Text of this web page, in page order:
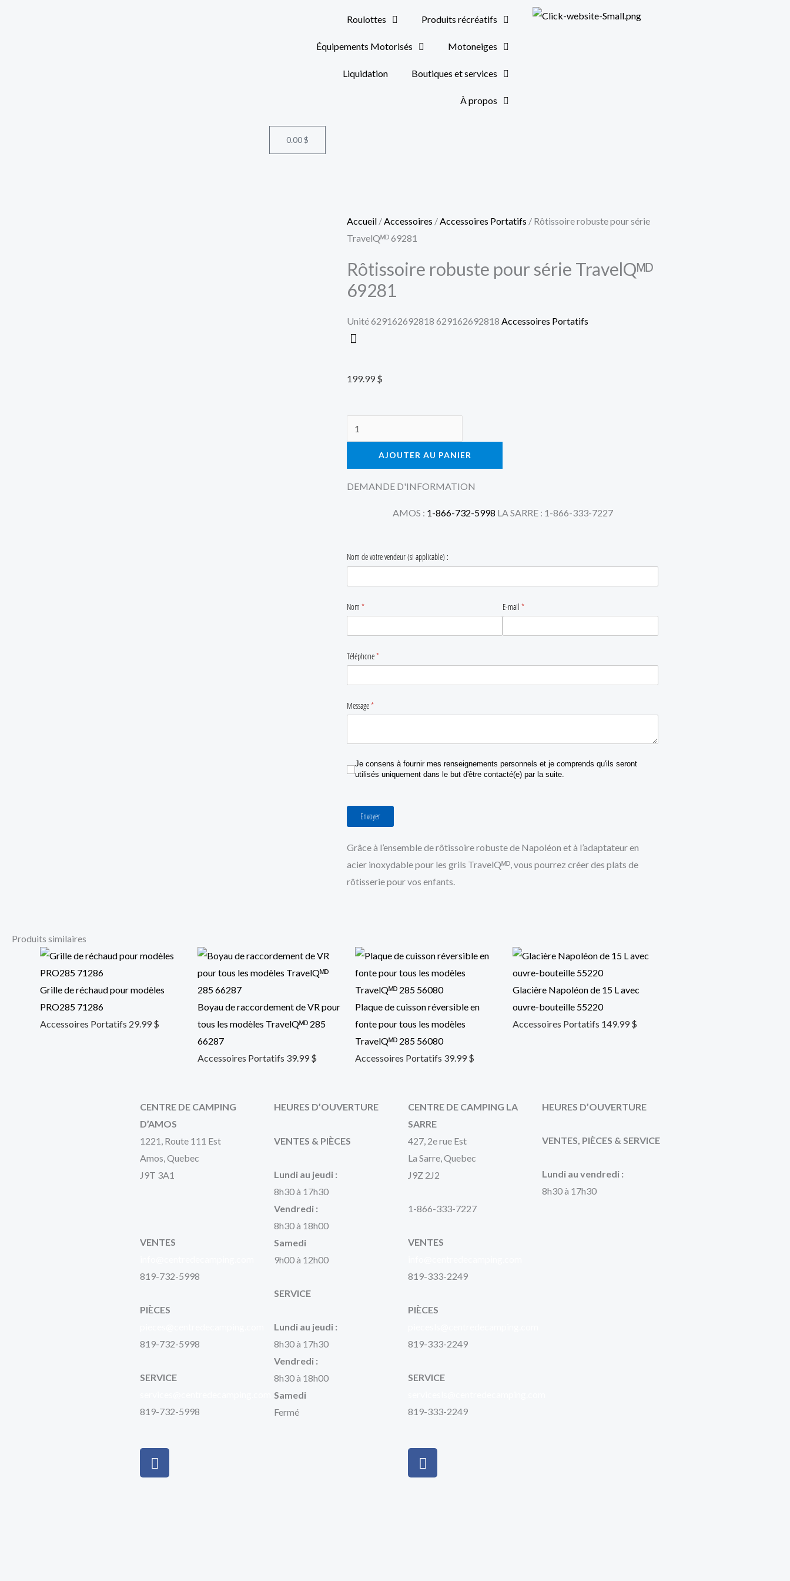
Roulottes Produits récréatifs
Équipements Motorisés Motoneiges
Liquidation Boutiques et services
À propos
0.00$Panier
Accueil /Accessoires /Accessoires Portatifs / Rôtissoire robuste pour série
TravelQᴹᴰ 69281
Rôtissoire robuste pour série TravelQᴹᴰ
69281
Unité629162692818 629162692818 Accessoires Portatifs
199.99$
quantité
de
Rôtissoire
pour
AJOUTER AU PANIER
DEMANDE D'INFORMATION
AMOS : 1-866-732-5998 LA SARRE : 1-866-333-7227
Nom de votre vendeur (si applicable) :
Nom *
(requis) E-mail *
(requis)
Téléphone*
(requis)
Message*
(requis)
Je consens à fournir mes renseignements personnels et je comprends qu'ils seront utilisés uniquement dans le but d'être contacté(e) par la suite.
Je consens à fournir mes renseignements personnels et je comprends qu'ils seront
utilisés uniquement dans le but d'être contacté(e) par la suite.
Envoyer
Grâce à l’ensemble de rôtissoire robuste de Napoléon et à l’adaptateur en
acier inoxydable pour les grils TravelQᴹᴰ, vous pourrez créer des plats de
rôtisserie pour vos enfants.
Produits similaires
Grille de réchaud pour modèles
PRO285 71286
Accessoires Portatifs 29.99$
Boyau de raccordement de VR pour
tous les modèles TravelQᴹᴰ 285
66287
Accessoires Portatifs 39.99$
Plaque de cuisson réversible en
fonte pour tous les modèles
TravelQᴹᴰ 285 56080
Accessoires Portatifs 39.99$
Glacière Napoléon de 15 L avec
ouvre-bouteille 55220
Accessoires Portatifs 149.99$
CENTRE DE CAMPING
D’AMOS
1221, Route 111 Est
Amos, Quebec
J9T 3A1
VENTES
819-732-5998
PIÈCES
819-732-5998
SERVICE
819-732-5998
F
a
HEURES D’OUVERTURE
VENTES & PIÈCES
Lundi au jeudi :
8h30 à 17h30
Vendredi :
8h30 à 18h00
Samedi
9h00 à 12h00
SERVICE
Lundi au jeudi :
8h30 à 17h30
Vendredi :
8h30 à 18h00
Samedi
Fermé
CENTRE DE CAMPING LA
SARRE
427, 2e rue Est
La Sarre, Quebec
J9Z 2J2
1-866-333-7227
VENTES
819-333-2249
PIÈCES
819-333-2249
SERVICE
819-333-2249
F
a
HEURES D’OUVERTURE
VENTES, PIÈCES & SERVICE
Lundi au vendredi :
8h30 à 17h30